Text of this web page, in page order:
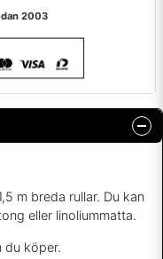
2003
m breda rullar. Du kan
eller linoliummatta.
du köper.